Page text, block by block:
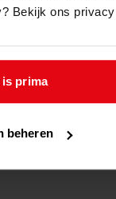
Bekijk ons
is prima
beheren